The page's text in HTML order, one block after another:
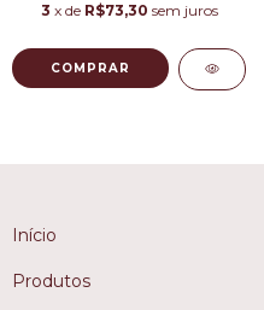
3 x de R$73,30 sem juros
COMPRAR
Início
Produtos